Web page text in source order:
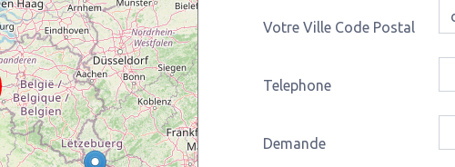
Votre Ville Code Postal
Telephone
Demande